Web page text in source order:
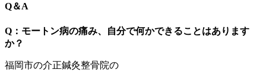
Q＆A
Q：モートン病の痛み、自分で何かできることはあります
か？